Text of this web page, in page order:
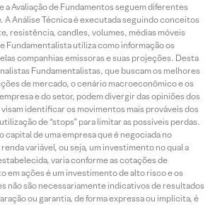
a Avaliação de Fundamentos seguem diferentes
A Análise Técnica é executada seguindo conceitos
resistência, candles, volumes, médias móveis
Fundamentalista utiliza como informação os
companhias emissoras e suas projeções. Desta
Fundamentalistas, que buscam os melhores
de mercado, o cenário macroeconômico e os
e do setor, podem divergir das opiniões dos
identificar os movimentos mais prováveis dos
de “stops” para limitar as possíveis perdas.
capital de uma empresa que é negociada no
variável, ou seja, um investimento no qual a
varia conforme as cotações de
em ações é um investimento de alto risco e os
não são necessariamente indicativos de resultados
ou garantia, de forma expressa ou implícita, é